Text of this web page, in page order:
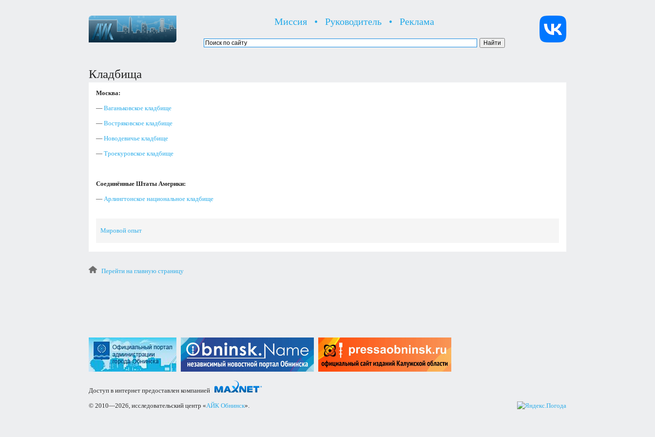
Миссия • Руководитель • Реклама
Кладбища
Москва:
— Ваганьковское кладбище
— Востряковское кладбище
— Новодевичье кладбище
— Троекуровское кладбище
Соединённые Штаты Америки:
— Арлингтонское национальное кладбище
Мировой опыт
Перейти на главную страницу
Доступ в интернет предоставлен компанией
© 2010—2026, исследовательский центр «АЙК Обнинск».